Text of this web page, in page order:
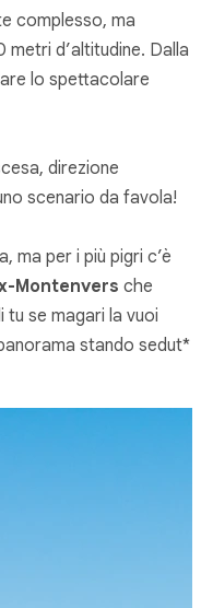
complesso, ma
d’altitudine. Dalla
lo spettacolare
direzione
scenario da favola!
ma per i più pigri c’è
Montenvers che
tu se magari la vuoi
stando sedut*